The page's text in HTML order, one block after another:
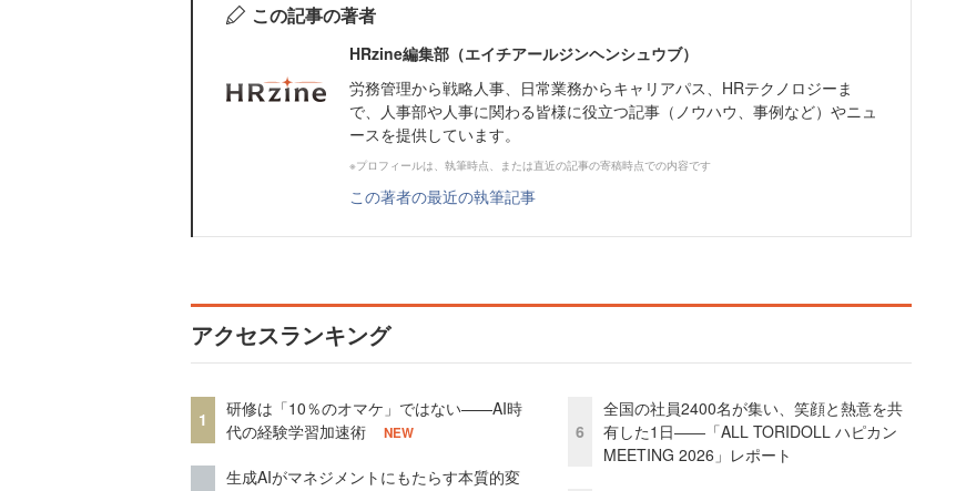
この記事の著者
HRzine編集部（エイチアールジンヘンシュウブ）
労務管理から戦略人事、日常業務からキャリアパス、HRテクノロジーま
で、人事部や人事に関わる皆様に役立つ記事（ノウハウ、事例など）やニュ
ースを提供しています。
※プロフィールは、執筆時点、または直近の記事の寄稿時点での内容です
この著者の最近の執筆記事
アクセスランキング
1
研修は「10％のオマケ」ではない——AI時
代の経験学習加速術
NEW
生成AIがマネジメントにもたらす本質的変
6
全国の社員2400名が集い、笑顔と熱意を共
有した1日――「ALL TORIDOLL ハピカン
MEETING 2026」レポート